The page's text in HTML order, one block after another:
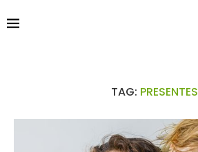
TAG: PRESENTES